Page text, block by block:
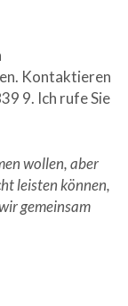
Kontaktieren
9. Ich rufe Sie
wollen, aber
leisten können,
gemeinsam